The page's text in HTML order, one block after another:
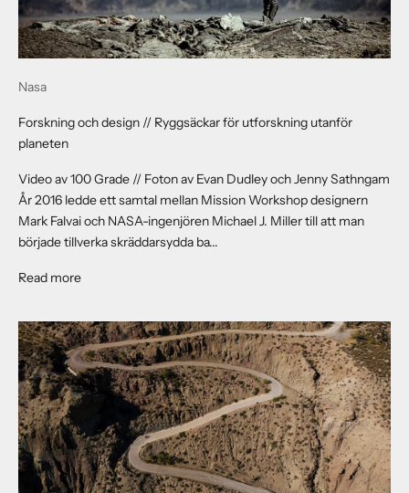
Nasa
Forskning och design // Ryggsäckar för utforskning utanför
planeten
Video av 100 Grade // Foton av Evan Dudley och Jenny Sathngam
År 2016 ledde ett samtal mellan Mission Workshop designern
Mark Falvai och NASA-ingenjören Michael J. Miller till att man
började tillverka skräddarsydda ba...
Read moreAbout Research & Design // Backpacks For Off-Planet